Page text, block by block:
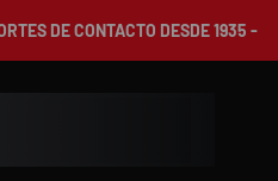
DE CONTACTO DESDE 1935 -